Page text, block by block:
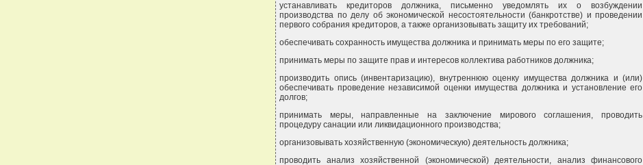
устанавливать кредиторов должника, письменно уведомлять их о возбуждении
производства по делу об экономической несостоятельности (банкротстве) и проведении
первого собрания кредиторов, а также организовывать защиту их требований;
обеспечивать сохранность имущества должника и принимать меры по его защите;
принимать меры по защите прав и интересов коллектива работников должника;
производить опись (инвентаризацию), внутреннюю оценку имущества должника и (или)
обеспечивать проведение независимой оценки имущества должника и установление его
долгов;
принимать меры, направленные на заключение мирового соглашения, проводить
процедуру санации или ликвидационного производства;
организовывать хозяйственную (экономическую) деятельность должника;
проводить анализ хозяйственной (экономической) деятельности, анализ финансового